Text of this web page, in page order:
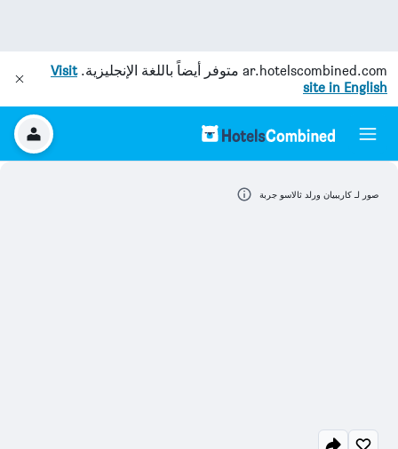
ar.hotelscombined.com متوفر أيضاً باللغة الإنجليزية.Visit
site in English
صور لـ كاريبيان ورلد ثالاسو جربة